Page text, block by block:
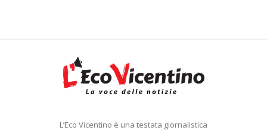
L’Eco Vicentino è una testata giornalistica